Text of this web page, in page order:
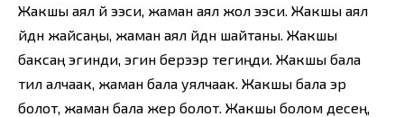
Жакшы аял үй ээси, жаман аял жол ээси. Жакшы аял
үйдүн жайсаңы, жаман аял үйдүн шайтаны. Жакшы
баксаң эгинди, эгин берээр тегиңди. Жакшы бала
тил алчаак, жаман бала уялчаак. Жакшы бала эр
болот, жаман бала жер болот. Жакшы болом десең,